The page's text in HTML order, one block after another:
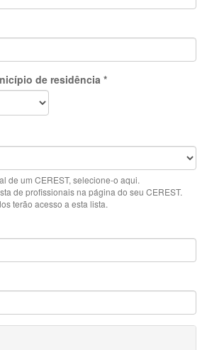
de residência *
de um CEREST, selecione-o aqui.
de profissionais na página do seu CEREST.
terão acesso a esta lista.